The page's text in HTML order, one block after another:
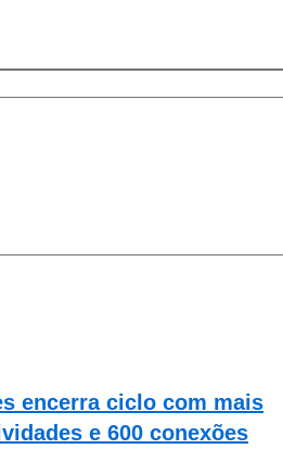
encerra ciclo com mais
e 600 conexões